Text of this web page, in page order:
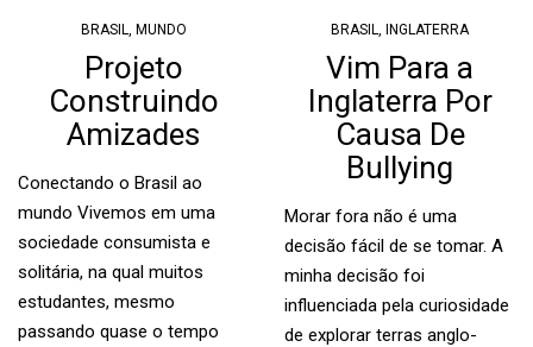
BRASIL MUNDO
Projeto
Construindo
Amizades
Conectando o Brasil ao
mundo Vivemos em uma
sociedade consumista e
solitária, na qual muitos
estudantes, mesmo
passando quase o tempo
BRASIL INGLATERRA
Vim Para a
Inglaterra Por
Causa De
Bullying
Morar fora não é uma
decisão fácil de se tomar. A
minha decisão foi
influenciada pela curiosidade
de explorar terras anglo-